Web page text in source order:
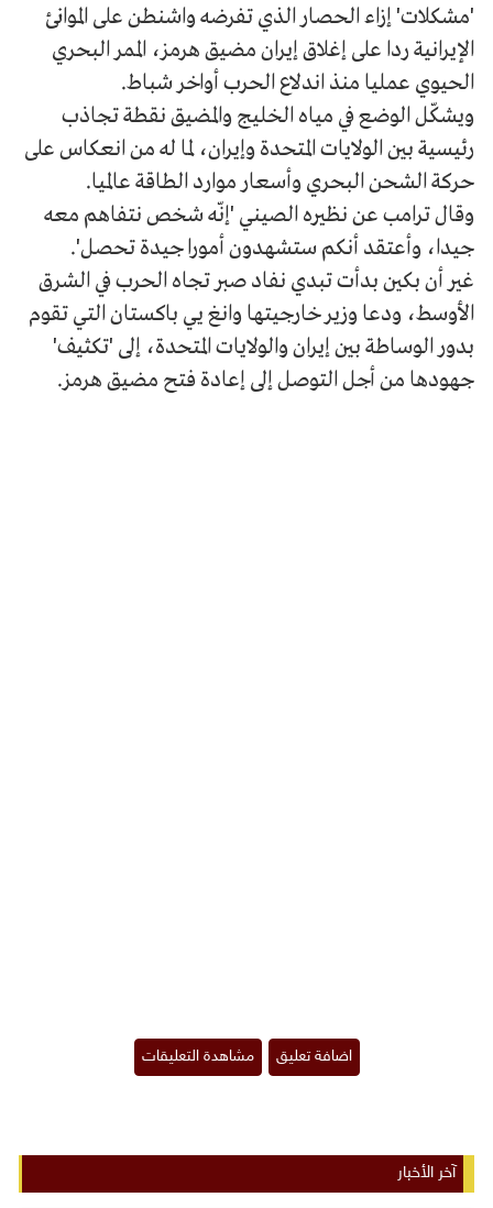
'مشكلات' إزاء الحصار الذي تفرضه واشنطن على الموانئ
الإيرانية ردا على إغلاق إيران مضيق هرمز، الممر البحري
الحيوي عمليا منذ اندلاع الحرب أواخر شباط.
ويشكّل الوضع في مياه الخليج والمضيق نقطة تجاذب
رئيسية بين الولايات المتحدة وإيران، لما له من انعكاس على
حركة الشحن البحري وأسعار موارد الطاقة عالميا.
وقال ترامب عن نظيره الصيني 'إنّه شخص نتفاهم معه
جيدا، وأعتقد أنكم ستشهدون أمورا جيدة تحصل'.
غير أن بكين بدأت تبدي نفاد صبر تجاه الحرب في الشرق
الأوسط، ودعا وزير خارجيتها وانغ يي باكستان التي تقوم
بدور الوساطة بين إيران والولايات المتحدة، إلى 'تكثيف'
جهودها من أجل التوصل إلى إعادة فتح مضيق هرمز.
آخر الأخبار